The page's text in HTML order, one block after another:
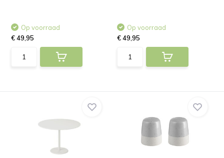
Op voorraad
€ 49,95
Op voorraad
€ 49,95